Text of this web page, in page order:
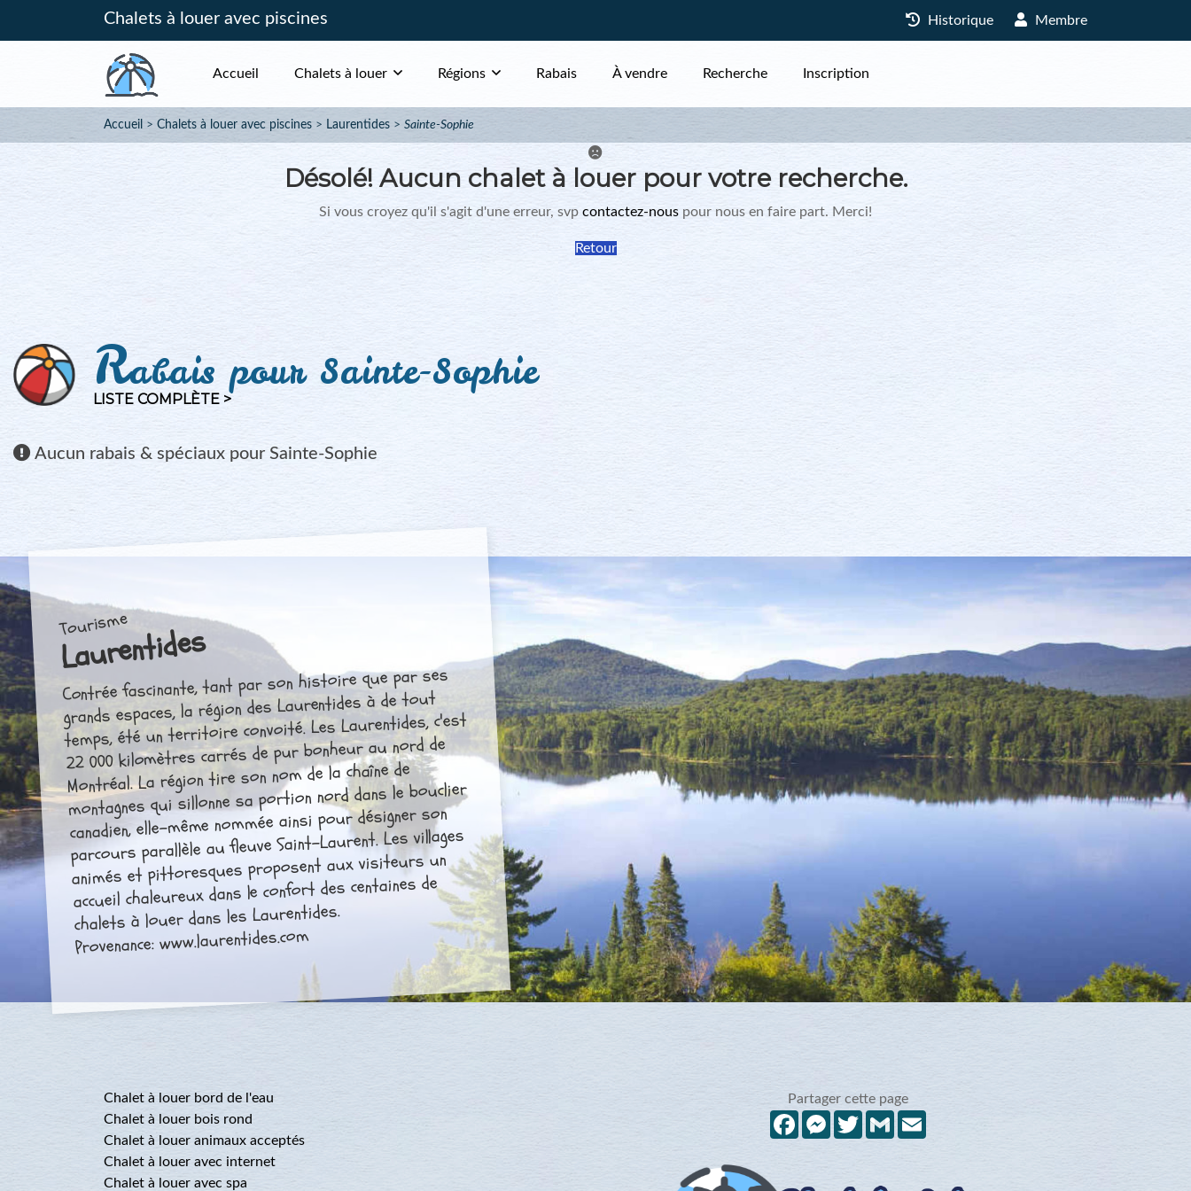
Chalets à louer avec piscines Historique Membre
Accueil Chalets à louer Régions Rabais À vendre Recherche Inscription
Accueil Chalets à louer avec piscines Laurentides Sainte-Sophie
Désolé! Aucun chalet à louer pour votre recherche.
Si vous croyez qu'il s'agit d'une erreur, svp contactez-nous pour nous en faire part. Merci!
Retour
Rabais pour Sainte-Sophie
LISTE COMPLÈTE >
Aucun rabais & spéciaux pour Sainte-Sophie
Tourisme
Laurentides
Contrée fascinante, tant par son histoire que par ses
grands espaces, la région des Laurentides à de tout
temps, été un territoire convoité. Les Laurentides, c'est
22 000 kilomètres carrés de pur bonheur au nord de
Montréal. La région tire son nom de la chaîne de
montagnes qui sillonne sa portion nord dans le bouclier
canadien, elle-même nommée ainsi pour désigner son
parcours parallèle au fleuve Saint-Laurent. Les villages
animés et pittoresques proposent aux visiteurs un
accueil chaleureux dans le confort des centaines de
chalets à louer dans les Laurentides.
Provenance: www.laurentides.com
Chalet à louer bord de l'eau
Chalet à louer bois rond
Chalet à louer animaux acceptés
Chalet à louer avec internet
Chalet à louer avec spa
Partager cette page
FacebookMessenger
TwitterGmail